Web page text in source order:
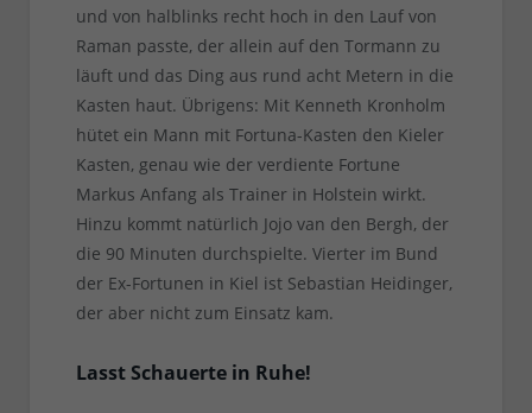
und von halblinks recht hoch in den Lauf von
Raman passte, der allein auf den Tormann zu
läuft und das Ding aus rund acht Metern in die
Kasten haut. Übrigens: Mit Kenneth Kronholm
hütet ein Mann mit Fortuna-Kasten den Kieler
Kasten, genau wie der verdiente Fortune
Markus Anfang als Trainer in Holstein wirkt.
Hinzu kommt natürlich Jojo van den Bergh, der
die 90 Minuten durchspielte. Vierter im Bund
der Ex-Fortunen in Kiel ist Sebastian Heidinger,
der aber nicht zum Einsatz kam.
Lasst Schauerte in Ruhe!